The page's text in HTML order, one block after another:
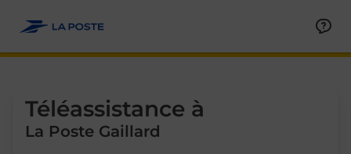
Téléassistance à
La Poste Gaillard